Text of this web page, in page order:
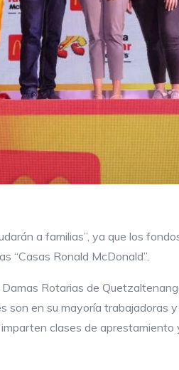
a familias”, ya que los
“Casas Ronald McDonald”.
Rotarias de
en su mayoría trabajadoras
clases de